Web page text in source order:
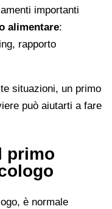
importanti
alimentare:
rapporto
situazioni, un primo
può aiutarti a fare
primo
è normale